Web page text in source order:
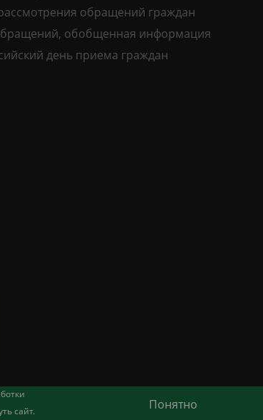
сайт. Понятно
обращений граждан
обобщенная информация
день приема граждан